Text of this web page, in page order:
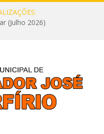
(Julho 2026)